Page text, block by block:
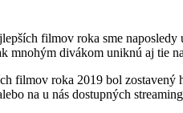
filmov roka sme
mnohým divákom uniknú aj tie
filmov roka 2019 bol
na u nás dostupných